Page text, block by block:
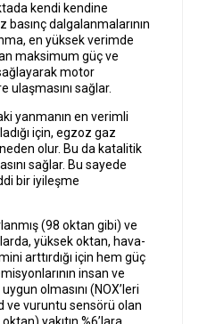
kendi kendine
basınç dalgalanmalarının
en yüksek verimde
maksimum güç ve
motor
sağlar.
yanmanın en verimli
için, egzoz gaz
neden olur. Bu da katalitik
sağlar. Bu sayede
bir iyileşme
(98 oktan gibi) ve
yüksek oktan, hava-
arttırdığı için hem güç
insan ve
uygun olmasını (NOX’leri
ve vuruntu sensörü olan